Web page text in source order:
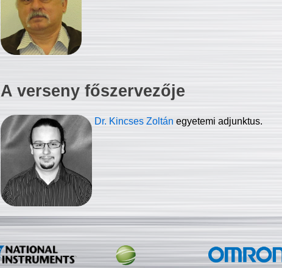
A verseny főszervezője
Dr. Kincses Zoltán egyetemi adjunktus.